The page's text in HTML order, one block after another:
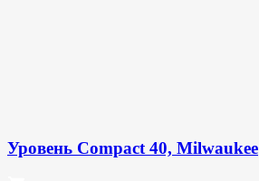
Уровень Compact 40, Milwaukee